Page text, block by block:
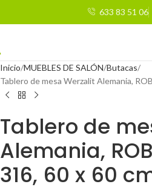
633 83 51 06
Inicio MUEBLES DE SALÓN Butacas
Tablero de mesa Werzalit Alemania,
Tablero de
Alemania,
316, 60 x 60